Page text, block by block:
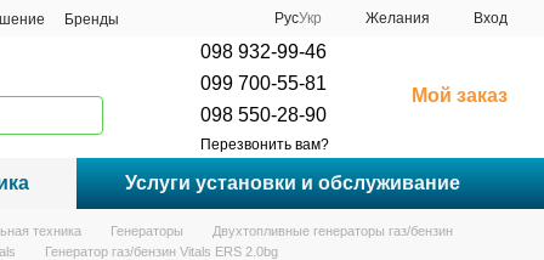
Бренды
РусУкр Желания Вход
098 932-99-46
099 700-55-81
098 550-28-90
Перезвонить вам?
Мой заказ
Услуги установки и обслуживание
техника Генераторы
Двухтопливные генераторы газ/бензин
Генератор газ/бензин Vitals ERS 2.0bg